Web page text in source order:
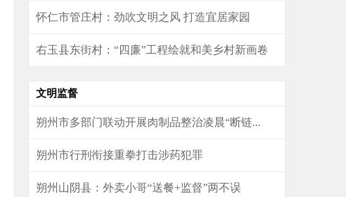
怀仁市管庄村：劲吹文明之风 打造宜居家园
右玉县东街村：“四廉”工程绘就和美乡村新画卷
文明监督
朔州市多部门联动开展肉制品整治凌晨“断链...
朔州市行刑衔接重拳打击涉药犯罪
朔州山阴县：外卖小哥“送餐+监督”两不误